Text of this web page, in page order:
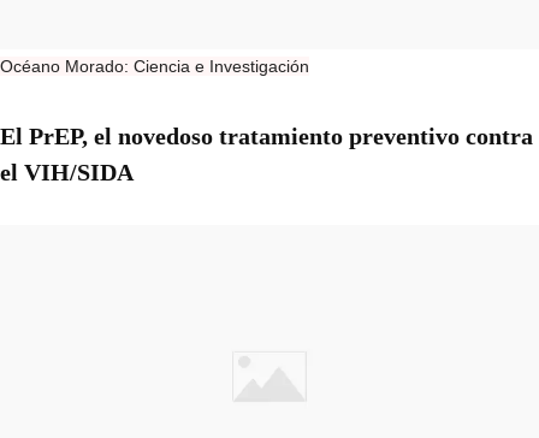
Océano Morado: Ciencia e Investigación
El PrEP, el novedoso tratamiento preventivo contra
el VIH/SIDA